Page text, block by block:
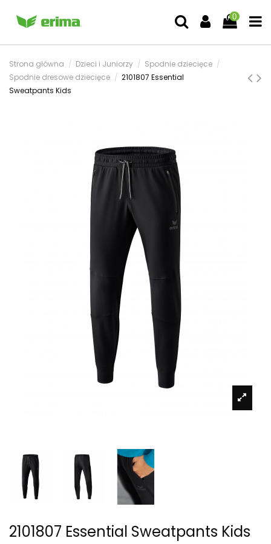
0
Strona główna Dzieci i Juniorzy
Spodnie dziecięce
Spodnie dresowe dziecięce
2101807 Essential
Sweatpants Kids
2101807 Essential Sweatpants Kids